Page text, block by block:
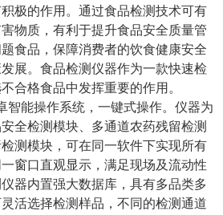
极的作用。通过食品检测技术可有
物质，有利于提升食品安全质量管
食品，保障消费者的饮食健康安全
展。食品检测仪器作为一款快速检
合格食品中发挥重要的作用。
智能操作系统，一键式操作。仪器为
全检测模块、多通道农药残留检测
测模块，可在同一软件下实现所有
窗口直观显示，满足现场及流动性
器内置强大数据库，具有多品类多
活选择检测样品，不同的检测通道